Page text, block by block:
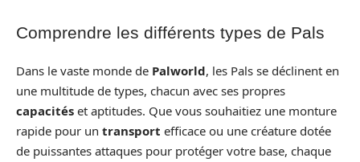
Comprendre les différents types de Pals
Dans le vaste monde de Palworld, les Pals se déclinent en
une multitude de types, chacun avec ses propres
capacités et aptitudes. Que vous souhaitiez une monture
rapide pour un transport efficace ou une créature dotée
de puissantes attaques pour protéger votre base, chaque